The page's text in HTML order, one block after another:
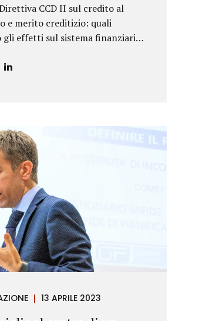
e merito creditizio: quali
gli effetti sul sistema finanziario e
13 APRILE 2023